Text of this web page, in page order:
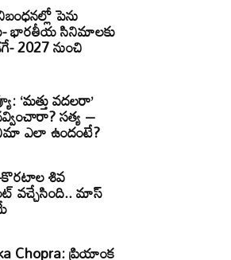
పెను
భారతీయ సినిమాలకు
2027 నుంచి
‘మత్తు వదలరా’
సత్య –
ఎలా ఉందంటే?
శివ
వచ్చేసింది.. మాస్
Chopra: ప్రియాంక